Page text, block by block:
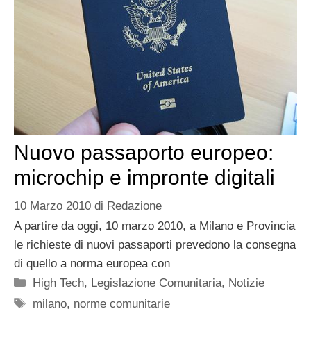
Nuovo passaporto europeo:
microchip e impronte digitali
10 Marzo 2010 di Redazione
A partire da oggi, 10 marzo 2010, a Milano e Provincia
le richieste di nuovi passaporti prevedono la consegna
di quello a norma europea con
Categorie
High Tech, Legislazione Comunitaria, Notizie
Tag
milano, norme comunitarie